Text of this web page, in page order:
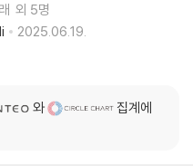
외 5명
2025.06.19.
와
집계에